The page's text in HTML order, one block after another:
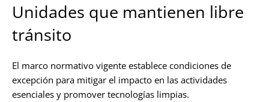
Unidades que mantienen libre
tránsito
El marco normativo vigente establece condiciones de
excepción para mitigar el impacto en las actividades
esenciales y promover tecnologías limpias.